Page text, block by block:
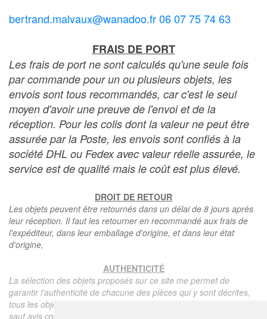
bertrand.malvaux@wanadoo.fr 06 07 75 74 63
FRAIS DE PORT
Les frais de port ne sont calculés qu'une seule fois
par commande pour un ou plusieurs objets, les
envois sont tous recommandés, car c'est le seul
moyen d'avoir une preuve de l'envoi et de la
réception. Pour les colis dont la valeur ne peut être
assurée par la Poste, les envois sont confiés à la
société DHL ou Fedex avec valeur réelle assurée, le
service est de qualité mais le coût est plus élevé.
DROIT DE RETOUR
Les objets peuvent être retournés dans un délai de 8 jours après
leur réception. Il faut les retourner en recommandé aux frais de
l'expéditeur, dans leur emballage d'origine, et dans leur état
d'origine,
AUTHENTICITÉ
La sélection des objets proposés sur ce site me permet de
garantir l'authenticité de chacune des pièces qui y sont décrites,
tous les objets proposés sont garantis d'époque et authentiques,
sauf avis contraire ou restriction dans la description.